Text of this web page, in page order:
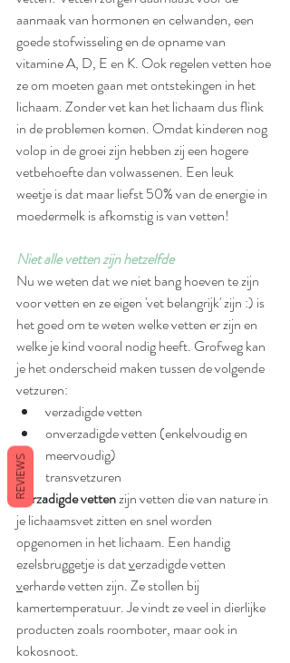
aanmaak van hormonen en celwanden, een
goede stofwisseling en de opname van
vitamine A, D, E en K. Ook regelen vetten hoe
ze om moeten gaan met ontstekingen in het
lichaam. Zonder vet kan het lichaam dus flink
in de problemen komen. Omdat kinderen nog
volop in de groei zijn hebben zij een hogere
vetbehoefte dan volwassenen. Een leuk
weetje is dat maar liefst 50% van de energie in
moedermelk is afkomstig is van vetten!
Niet alle vetten zijn hetzelfde
Nu we weten dat we niet bang hoeven te zijn
voor vetten en ze eigen 'vet belangrijk' zijn :) is
het goed om te weten welke vetten er zijn en
welke je kind vooral nodig heeft. Grofweg kan
je het onderscheid maken tussen de volgende
vetzuren:
verzadigde vetten
onverzadigde vetten (enkelvoudig en
meervoudig)
transvetzuren
Verzadigde vettenzijn vetten die van nature in
je lichaamsvet zitten en snel worden
opgenomen in het lichaam. Een handig
ezelsbruggetje is dat verzadigde vetten
verharde vetten zijn. Ze stollen bij
kamertemperatuur. Je vindt ze veel in dierlijke
producten zoals roomboter, maar ook in
kokosnoot.
REVIEWS